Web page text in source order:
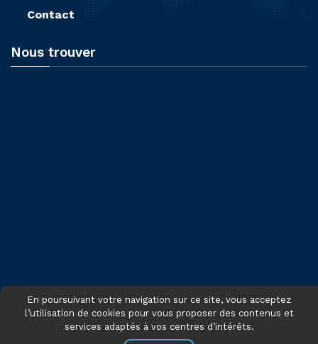
En poursuivant votre navigation sur ce site, vous acceptez
l’utilisation de cookies pour vous proposer des contenus et
services adaptés à vos centres d’intérêts.
Contact
Nous trouver
© 2021 - Tous droits réservés CNFCE - Site réalisé par